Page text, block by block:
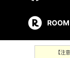
ROOM
【注